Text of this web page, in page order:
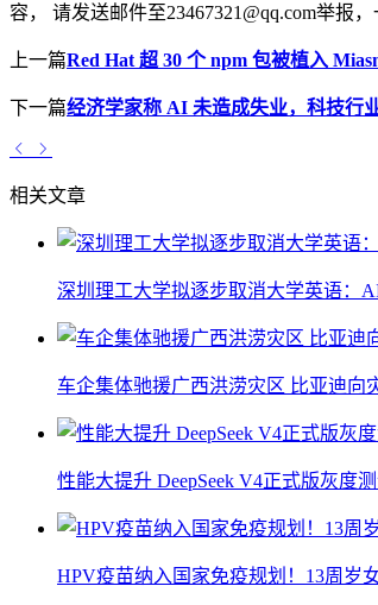
容， 请发送邮件至23467321@qq.com举报
上一篇Red Hat 超 30 个 npm 包被植入
下一篇经济学家称 AI 未造成失业，科技行
相关文章
深圳理工大学拟逐步取消大学英语：
车企集体驰援广西洪涝灾区 比亚迪向
性能大提升 DeepSeek V4正式版灰度
HPV疫苗纳入国家免疫规划！13周岁